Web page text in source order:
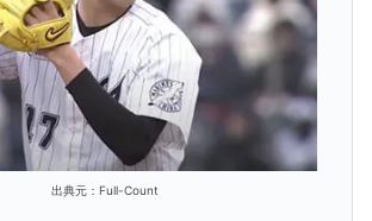
出典元：Full-Count